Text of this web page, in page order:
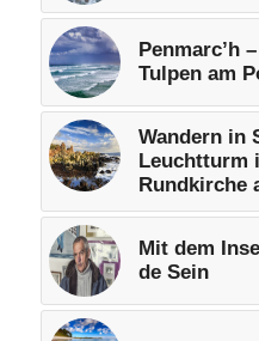
Penmarc’h
Tulpen am
Wandern in
Leuchtturm
Rundkirche
Mit dem
de Sein